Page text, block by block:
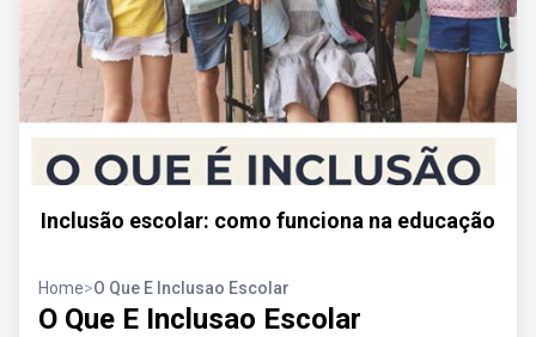
Inclusão escolar: como funciona na educação
Home>O Que E Inclusao Escolar
O Que E Inclusao Escolar